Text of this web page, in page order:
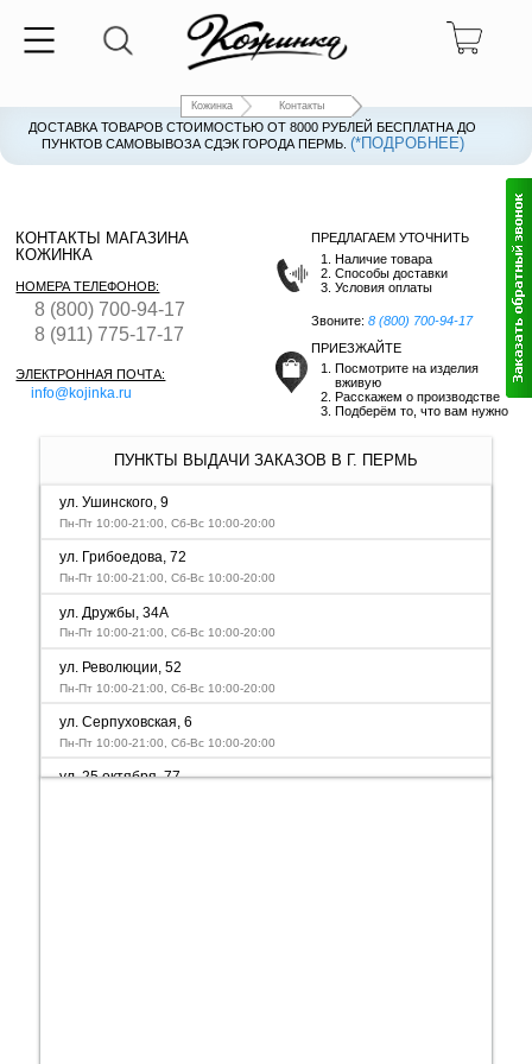
Кожинка Контакты
ДОСТАВКА ТОВАРОВ СТОИМОСТЬЮ ОТ 8000 РУБЛЕЙ БЕСПЛАТНА ДО
ПУНКТОВ САМОВЫВОЗА СДЭК ГОРОДА ПЕРМЬ. (*ПОДРОБНЕЕ)
КОНТАКТЫ МАГАЗИНА
КОЖИНКА
НОМЕРА ТЕЛЕФОНОВ:
8 (800) 700-94-17
8 (911) 775-17-17
ЭЛЕКТРОННАЯ ПОЧТА:
info@kojinka.ru
ПРЕДЛАГАЕМ УТОЧНИТЬ
Наличие товара
Способы доставки
Условия оплаты
Звоните:8 (800) 700-94-17
ПРИЕЗЖАЙТЕ
Посмотрите на изделия
вживую
Расскажем о производстве
Подберём то, что вам нужно
ПУНКТЫ ВЫДАЧИ ЗАКАЗОВ В Г. ПЕРМЬ
ул. Ушинского, 9
Пн-Пт 10:00-21:00, Сб-Вс 10:00-20:00
ул. Грибоедова, 72
Пн-Пт 10:00-21:00, Сб-Вс 10:00-20:00
ул. Дружбы, 34А
Пн-Пт 10:00-21:00, Сб-Вс 10:00-20:00
ул. Революции, 52
Пн-Пт 10:00-21:00, Сб-Вс 10:00-20:00
ул. Серпуховская, 6
Пн-Пт 10:00-21:00, Сб-Вс 10:00-20:00
ул. 25 октября, 77